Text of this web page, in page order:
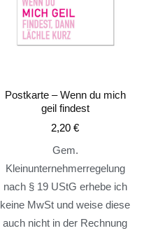
Postkarte – Wenn du mich
geil findest
2,20€
Gem.
Kleinunternehmerregelung
nach § 19 UStG erhebe ich
keine MwSt und weise diese
auch nicht in der Rechnung